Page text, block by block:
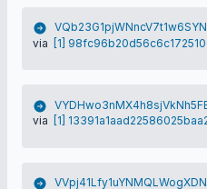
via
[1]
via
[1]